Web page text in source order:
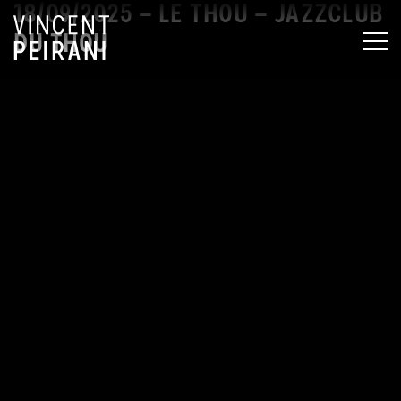
18/09/2025 – LE THOU – JAZZCLUB
DU THOU